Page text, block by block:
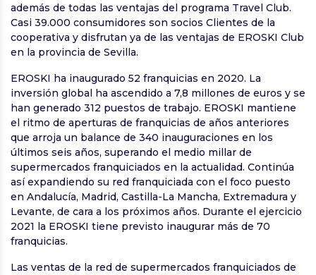
además de todas las ventajas del programa Travel Club.
Casi 39.000 consumidores son socios Clientes de la
cooperativa y disfrutan ya de las ventajas de EROSKI Club
en la provincia de Sevilla.
EROSKI ha inaugurado 52 franquicias en 2020. La
inversión global ha ascendido a 7,8 millones de euros y se
han generado 312 puestos de trabajo. EROSKI mantiene
el ritmo de aperturas de franquicias de años anteriores
que arroja un balance de 340 inauguraciones en los
últimos seis años, superando el medio millar de
supermercados franquiciados en la actualidad. Continúa
así expandiendo su red franquiciada con el foco puesto
en Andalucía, Madrid, Castilla-La Mancha, Extremadura y
Levante, de cara a los próximos años. Durante el ejercicio
2021 la EROSKI tiene previsto inaugurar más de 70
franquicias.
Las ventas de la red de supermercados franquiciados de